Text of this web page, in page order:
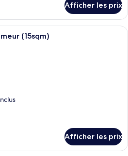
Afficher les prix
Une chambre d’hôtel équipée d’un
(15sqm)
Afficher les prix